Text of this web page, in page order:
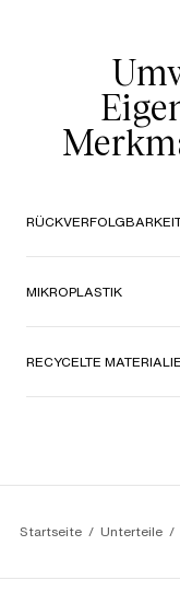
MIKROPLASTIK
RECYCELTE
Startseite Unterteile